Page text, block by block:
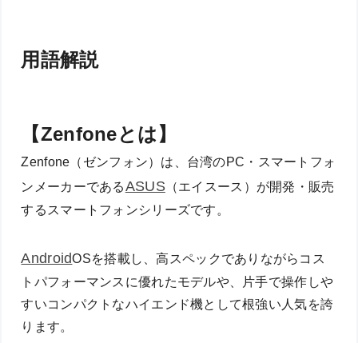
用語解説
【Zenfoneとは】
Zenfone（ゼンフォン）は、台湾のPC・スマートフォ
ンメーカーであるASUS（エイスース）が開発・販売
するスマートフォンシリーズです。
AndroidOSを搭載し、高スペックでありながらコス
トパフォーマンスに優れたモデルや、片手で操作しや
すいコンパクトなハイエンド機として根強い人気を誇
ります。